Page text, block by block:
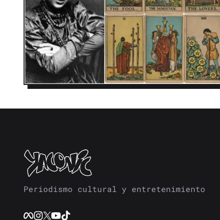
Periodismo cultural y entretenimiento